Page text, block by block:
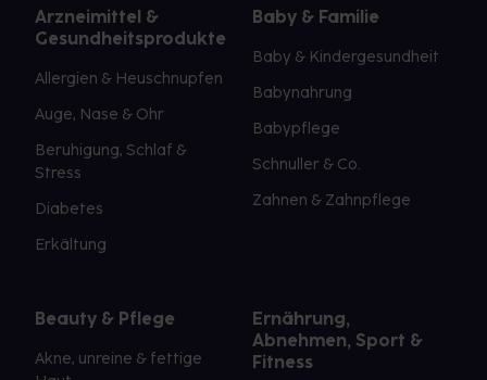
Arzneimittel &
Gesundheitsprodukte
Allergien & Heuschnupfen
Auge, Nase & Ohr
Beruhigung, Schlaf &
Stress
Diabetes
Erkältung
Baby & Familie
Baby & Kindergesundheit
Babynahrung
Babypflege
Schnuller & Co.
Zahnen & Zahnpflege
Beauty & Pflege
Akne, unreine & fettige
Ernährung,
Abnehmen, Sport &
Fitness